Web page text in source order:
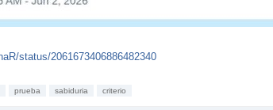
status/2061673406886482340
prueba sabiduria criterio